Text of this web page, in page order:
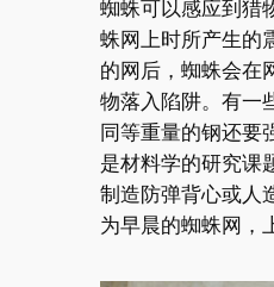
蜘蛛可以感应到猎
蛛网上时所产生的
的网后，蜘蛛会在
物落入陷阱。有一
同等重量的钢还要
是材料学的研究课
制造防弹背心或人
为早晨的蜘蛛网，